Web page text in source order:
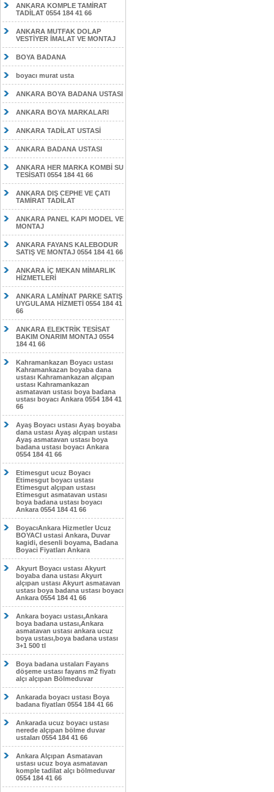
ANKARA KOMPLE TAMİRAT
TADİLAT 0554 184 41 66
ANKARA MUTFAK DOLAP
VESTİYER İMALAT VE MONTAJ
BOYA BADANA
boyacı murat usta
ANKARA BOYA BADANA USTASI
ANKARA BOYA MARKALARI
ANKARA TADİLAT USTASİ
ANKARA BADANA USTASI
ANKARA HER MARKA KOMBİ SU
TESİSATI 0554 184 41 66
ANKARA DIŞ CEPHE VE ÇATI
TAMİRAT TADİLAT
ANKARA PANEL KAPI MODEL VE
MONTAJ
ANKARA FAYANS KALEBODUR
SATIŞ VE MONTAJ 0554 184 41 66
ANKARA İÇ MEKAN MİMARLIK
HİZMETLERİ
ANKARA LAMİNAT PARKE SATIŞ
UYGULAMA HİZMETİ 0554 184 41
66
ANKARA ELEKTRİK TESİSAT
BAKIM ONARIM MONTAJ 0554
184 41 66
Kahramankazan Boyacı ustası
Kahramankazan boyaba dana
ustası Kahramankazan alçıpan
ustası Kahramankazan
asmatavan ustası boya badana
ustası boyacı Ankara 0554 184 41
66
Ayaş Boyacı ustası Ayaş boyaba
dana ustası Ayaş alçıpan ustası
Ayaş asmatavan ustası boya
badana ustası boyacı Ankara
0554 184 41 66
Etimesgut ucuz Boyacı
Etimesgut boyacı ustası
Etimesgut alçıpan ustası
Etimesgut asmatavan ustası
boya badana ustası boyacı
Ankara 0554 184 41 66
BoyacıAnkara Hizmetler Ucuz
BOYACI ustasi Ankara, Duvar
kagidi, desenli boyama, Badana
Boyaci Fiyatları Ankara
Akyurt Boyacı ustası Akyurt
boyaba dana ustası Akyurt
alçıpan ustası Akyurt asmatavan
ustası boya badana ustası boyacı
Ankara 0554 184 41 66
Ankara boyacı ustası,Ankara
boya badana ustası,Ankara
asmatavan ustası ankara ucuz
boya ustası,boya badana ustası
3+1 500 tl
Boya badana ustaları Fayans
döşeme ustası fayans m2 fiyatı
alçı alçıpan Bölmeduvar
Ankarada boyacı ustası Boya
badana fiyatları 0554 184 41 66
Ankarada ucuz boyacı ustası
nerede alçıpan bölme duvar
ustaları 0554 184 41 66
Ankara Alçıpan Asmatavan
ustası ucuz boya asmatavan
komple tadilat alçı bölmeduvar
0554 184 41 66